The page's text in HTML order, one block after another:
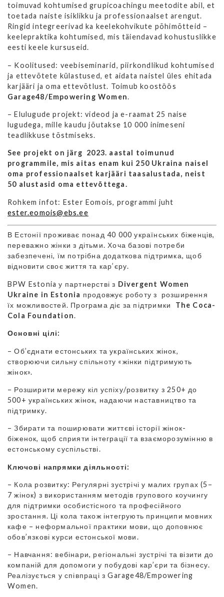
toimuvad kohtumised grupicoachingu meetodite abil, et
toetada naiste isiklikku ja professionaalset arengut.
Ringid integreerivad ka keelekohvikute põhimõtteid –
keelepraktika kohtumised, mis täiendavad kohustuslikke
eesti keele kursuseid.
– Koolitused: veebiseminarid, piirkondlikud kohtumised
ja ettevõtete külastused, et aidata naistel üles ehitada
karjääri ja oma ettevõtlust. Toimub koostöös
Garage48/Empowering Women.
– Elulugude projekt: videod ja e-raamat 25 naise
lugudega, mille kaudu jõutakse 10 000 inimeseni
teadlikkuse tõstmiseks.
See projekt on järg 2023. aastal toimunud
programmile, mis aitas enam kui 250 Ukraina naisel
oma professionaalset karjääri taasalustada, neist
50 alustasid oma ettevõttega.
Rohkem infot: Ester Eomois, programmi juht
ester.eomois@ebs.ee
В Естонії проживає понад 40 000 українських біженців,
переважно жінки з дітьми.Хоча базові потреби
забезпечені, їм потрібна додаткова підтримка, щоб
відновити своє життя та кар’єру.
BPW Estonia у партнерстві з Divergent Women
Ukraine in Estonia продовжує роботу з розширення
їх можливостей. Програма діє за підтримки The Coca-
Cola Foundation.
Основні цілі:
– Об’єднати естонських та українських жінок,
створюючи сильну спільноту «жінки підтримують
жінок».
– Розширити мережу кіл успіху/розвитку з 250+ до
500+ українських жінок, надаючи наставництво та
підтримку.
– Збирати та поширювати життєві історії жінок-
біженок, щоб сприяти інтеграції та взаєморозумінню в
естонському суспільстві.
Ключові напрямки діяльності:
– Кола розвитку: Регулярні зустрічі у малих групах (5–
7 жінок) з використанням методів групового коучингу
для підтримки особистісного та професійного
зростання. Ці кола також інтегрують принципи мовних
кафе – неформальної практики мови, що доповнює
обов’язкові курси естонської мови.
– Навчання: вебінари, регіональні зустрічі та візити до
компаній для допомоги у побудові кар’єри та бізнесу.
Реалізується у співпраці з Garage48/Empowering
Women.